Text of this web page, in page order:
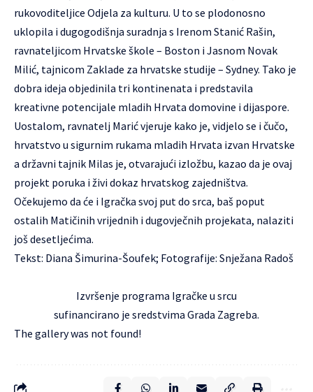
rukovoditeljice Odjela za kulturu. U to se plodonosno
uklopila i dugogodišnja suradnja s Irenom Stanić Rašin,
ravnateljicom Hrvatske škole – Boston i Jasnom Novak
Milić, tajnicom Zaklade za hrvatske studije – Sydney. Tako je
dobra ideja objedinila tri kontinenata i predstavila
kreativne potencijale mladih Hrvata domovine i dijaspore.
Uostalom, ravnatelj Marić vjeruje kako je, vidjelo se i čučo,
hrvatstvo u sigurnim rukama mladih Hrvata izvan Hrvatske
a državni tajnik Milas je, otvarajući izložbu, kazao da je ovaj
projekt poruka i živi dokaz hrvatskog zajedništva.
Očekujemo da će i Igračka svoj put do srca, baš poput
ostalih Matičinih vrijednih i dugovječnih projekata, nalaziti
još desetljećima.
Tekst: Diana Šimurina-Šoufek; Fotografije: Snježana Radoš
Izvršenje programa Igračke u srcu
sufinancirano je sredstvima Grada Zagreba.
The gallery was not found!